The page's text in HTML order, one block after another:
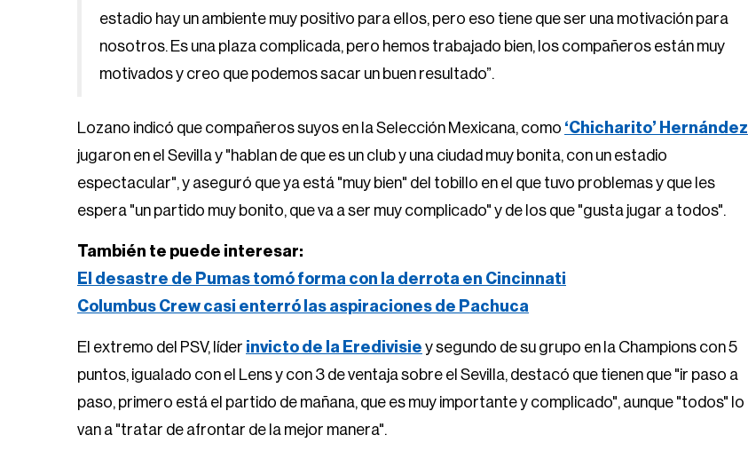
estadio hay un ambiente muy positivo para ellos, pero eso tiene que ser una motivación para
nosotros. Es una plaza complicada, pero hemos trabajado bien, los compañeros están muy
motivados y creo que podemos sacar un buen resultado”.
Lozano indicó que compañeros suyos en la Selección Mexicana, como ‘Chicharito’ Hernández
jugaron en el Sevilla y "hablan de que es un club y una ciudad muy bonita, con un estadio
espectacular", y aseguró que ya está "muy bien" del tobillo en el que tuvo problemas y que les
espera "un partido muy bonito, que va a ser muy complicado" y de los que "gusta jugar a todos".
También te puede interesar:
El desastre de Pumas tomó forma con la derrota en Cincinnati
Columbus Crew casi enterró las aspiraciones de Pachuca
El extremo del PSV, líder invicto de la Eredivisie y segundo de su grupo en la Champions con 5
puntos, igualado con el Lens y con 3 de ventaja sobre el Sevilla, destacó que tienen que "ir paso a
paso, primero está el partido de mañana, que es muy importante y complicado", aunque "todos" lo
van a "tratar de afrontar de la mejor manera".